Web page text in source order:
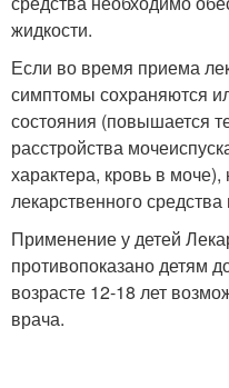
жидкости.
Если во время приема
симптомы сохраняются
состояния (повышается
расстройства
характера, кровь в
лекарственного
Применение у детей
противопоказано детям
возрасте 12-18 лет
врача.